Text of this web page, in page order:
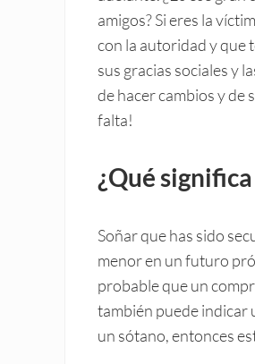
amigos? Si eres la
con la autoridad y que
sus gracias sociales y
de hacer cambios y de
falta!
¿Qué
Soñar que has sido
menor en un futuro
probable que un
también puede indicar
un sótano, entonces